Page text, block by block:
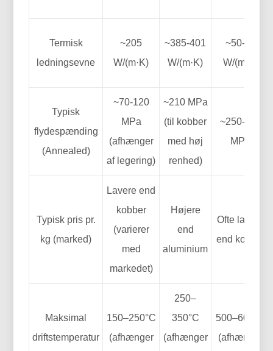
Termisk
ledningsevne
~205
W/(m·K)
~385-401
W/(m·K)
~50-60
W/(m·K)
Typisk
flydespænding
(Annealed)
~70-120
MPa
(afhænger
af legering)
~210 MPa
(til kobber
med høj
renhed)
~250-500
MPa
Typisk pris pr.
kg (marked)
Lavere end
kobber
(varierer
med
markedet)
Højere
end
aluminium
Ofte lavere
end kobber
Maksimal
driftstemperatur
150–250°C
(afhænger
250–
350°C
(afhænger
500–600°C
(afhænger